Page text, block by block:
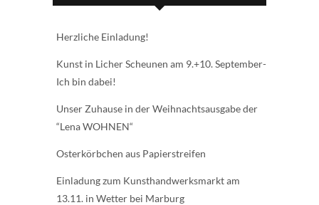
Herzliche Einladung!
Kunst in Licher Scheunen am 9.+10. September-
Ich bin dabei!
Unser Zuhause in der Weihnachtsausgabe der
“Lena WOHNEN“
Osterkörbchen aus Papierstreifen
Einladung zum Kunsthandwerksmarkt am
13.11. in Wetter bei Marburg